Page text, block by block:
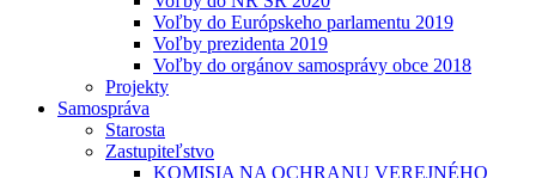
Voľby do Európskeho parlamentu 2019
Voľby prezidenta 2019
Voľby do orgánov samosprávy obce 2018
Projekty
Samospráva
Starosta
Zastupiteľstvo
KOMISIA NA OCHRANU VEREJNÉHO